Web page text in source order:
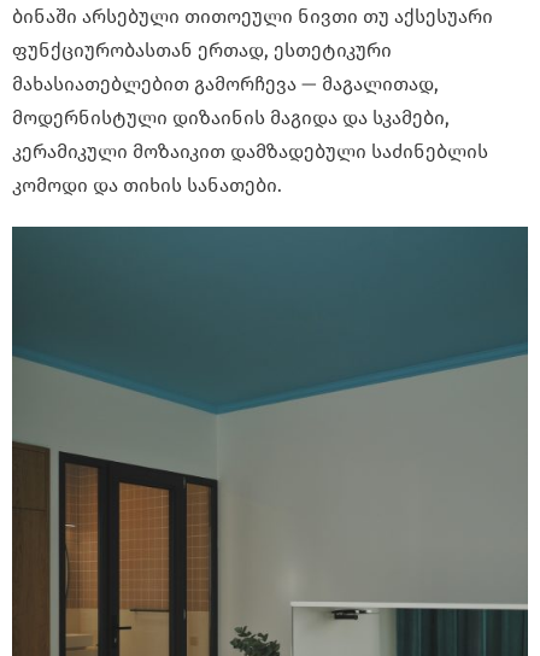
ბინაში არსებული თითოეული ნივთი თუ აქსესუარი
ფუნქციურობასთან ერთად, ესთეტიკური
მახასიათებლებით გამორჩევა — მაგალითად,
მოდერნისტული დიზაინის მაგიდა და სკამები,
კერამიკული მოზაიკით დამზადებული საძინებლის
კომოდი და თიხის სანათები.